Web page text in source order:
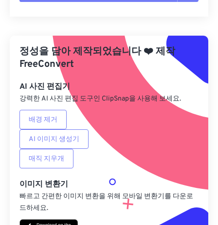
사전 설정에서 적용
사전 설정으로 저장
정성을 담아 제작되었습니다❤️제작
FreeConvert
AI 사진 편집기
강력한 AI 사진 편집 도구인 ClipSnap을 사용해 보세요.
배경 제거
AI 이미지 생성기
매직 지우개
이미지 변환기
빠르고 간편한 이미지 변환을 위해 모바일 변환기를 다운로
드하세요.